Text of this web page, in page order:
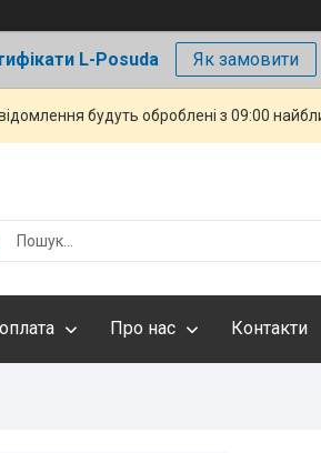
L-Posuda Як замовити
будуть оброблені з 09:00
Про нас Контакти